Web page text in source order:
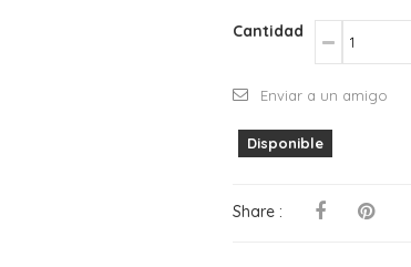
Cantidad
Enviar a un amigo
Disponible
Share :